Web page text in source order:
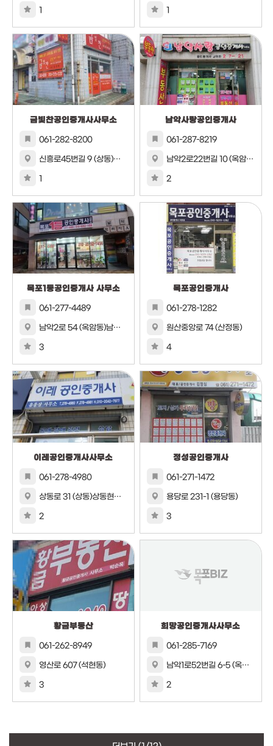
1 1
금빛찬공인중개사사무소
061-282-8200
신흥로45번길 9 (상동)상가 107호
1
남악사랑공인중개사
061-287-8219
남악2로22번길 10 (옥암동, 한라비발디)한라비발디 상가 101호
2
목포1등공인중개사 사무소
061-277-4489
남악2로 54 (옥암동)남악프라자A동107호
3
목포공인중개사
061-278-1282
원산중앙로 74 (산정동)
4
이레공인중개사사무소
061-278-4980
상동로 31 (상동)상동현도아파트 상가동 210호
2
정성공인중개사
061-271-1472
용당로 231-1 (용당동)
3
황금부동산
061-262-8949
영산로 607 (석현동)
3
희망공인중개사사무소
061-285-7169
남악1로52번길 6-5 (옥암동)
2